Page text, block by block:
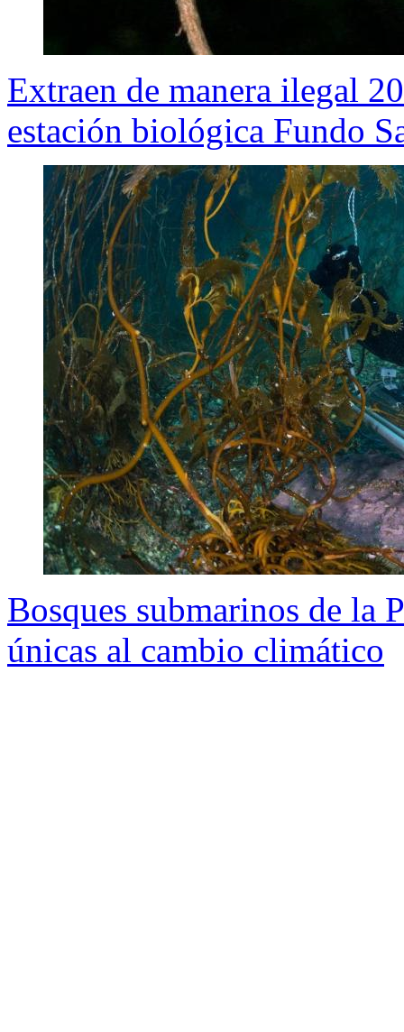
Extraen de manera ilegal
estación biológica Fundo
Bosques submarinos de la
únicas al cambio climático